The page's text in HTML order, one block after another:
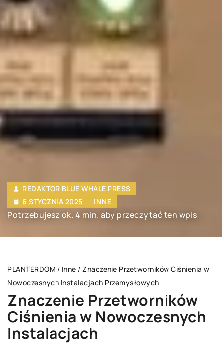
REDAKTOR BLUE WHALE PRESS
6 STYCZNIA 2025
INNE
Potrzebujesz ok. 4 min. aby przeczytać ten wpis
PLANTERDOM / Inne / Znaczenie Przetworników Ciśnienia w
Nowoczesnych Instalacjach Przemysłowych
Znaczenie Przetworników
Ciśnienia w Nowoczesnych
Instalacjach